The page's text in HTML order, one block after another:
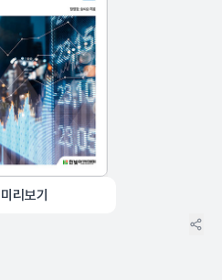
미리보기